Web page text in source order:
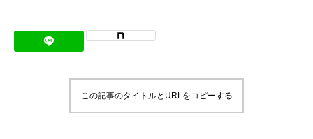
インタビュー
この記事のタイトルとURLをコピーする